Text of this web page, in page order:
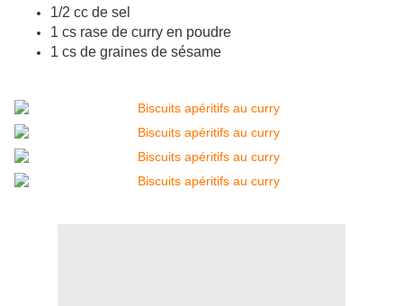
1/2 cc de sel
1 cs rase de curry en poudre
1 cs de graines de sésame